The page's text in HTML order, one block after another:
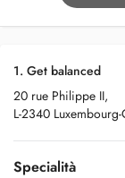
1. Get balanced
20 rue Philippe II,
L-2340
Specialità